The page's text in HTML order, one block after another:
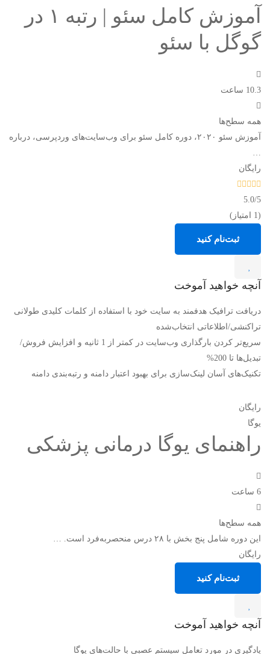
آموزش کامل سئو | رتبه ۱ در
گوگل با سئو
10.3 ساعت
همه سطح‌ها
آموزش سئو ۲۰۲۰، دوره کامل سئو برای وب‌سایت‌های وردپرسی، درباره
…
رایگان
5.0/5
(1 امتیاز)
ثبت‌نام کنید
آنچه خواهید آموخت
دریافت ترافیک هدفمند به سایت خود با استفاده از کلمات کلیدی طولانی
تراکنشی/اطلاعاتی انتخاب‌شده
سریع‌تر کردن بارگذاری وب‌سایت در کمتر از 1 ثانیه و افزایش فروش/
تبدیل‌ها تا 200%
تکنیک‌های آسان لینک‌سازی برای بهبود اعتبار دامنه و رتبه‌بندی دامنه
رایگان
یوگا
راهنمای یوگا درمانی پزشکی
6 ساعت
همه سطح‌ها
این دوره شامل پنج بخش با ۲۸ درس منحصربه‌فرد است. …
رایگان
ثبت‌نام کنید
آنچه خواهید آموخت
یادگیری در مورد تعامل سیستم عصبی با حالت‌های یوگا